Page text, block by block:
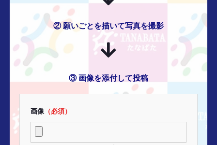
② 願いごとを描いて写真を撮影
③ 画像を添付して投稿
画像 （必須）